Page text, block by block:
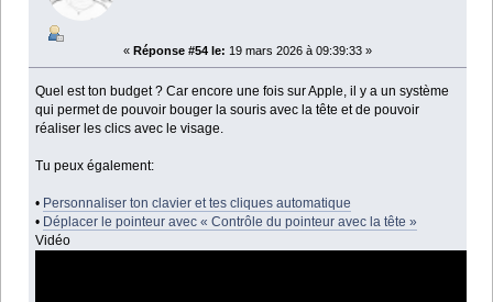
« Réponse #54 le: 19 mars 2026 à 09:39:33 »
Quel est ton budget ? Car encore une fois sur Apple, il y a un système
qui permet de pouvoir bouger la souris avec la tête et de pouvoir
réaliser les clics avec le visage.
Tu peux également:
• Personnaliser ton clavier et tes cliques automatique
• Déplacer le pointeur avec « Contrôle du pointeur avec la tête »
Vidéo